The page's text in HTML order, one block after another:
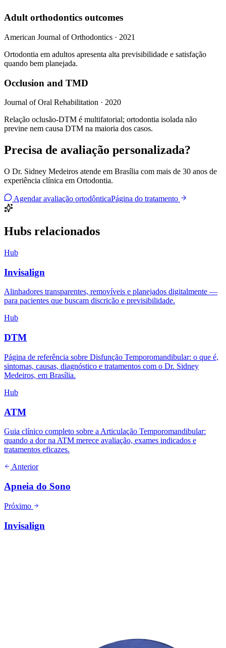
Adult orthodontics outcomes
American Journal of Orthodontics · 2021
Ortodontia em adultos apresenta alta previsibilidade e satisfação
quando bem planejada.
Occlusion and TMD
Journal of Oral Rehabilitation · 2020
Relação oclusão-DTM é multifatorial; ortodontia isolada não
previne nem causa DTM na maioria dos casos.
Precisa de avaliação personalizada?
O Dr. Sidney Medeiros atende em Brasília com mais de 30 anos de
experiência clínica em Ortodontia.
Agendar avaliação ortodônticaPágina do tratamento
Hubs relacionados
Hub
Invisalign
Alinhadores transparentes, removíveis e planejados digitalmente —
para pacientes que buscam discrição e previsibilidade.
Hub
DTM
Página de referência sobre Disfunção Temporomandibular: o que é,
sintomas, causas, diagnóstico e tratamentos com o Dr. Sidney
Medeiros, em Brasília.
Hub
ATM
Guia clínico completo sobre a Articulação Temporomandibular:
quando a dor na ATM merece avaliação, exames indicados e
tratamentos eficazes.
Anterior
Apneia do Sono
Próximo
Invisalign